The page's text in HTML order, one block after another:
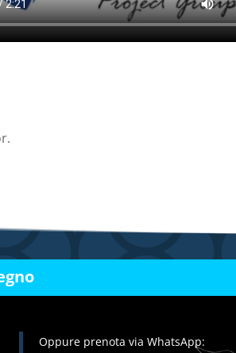
Oppure prenota via WhatsApp: